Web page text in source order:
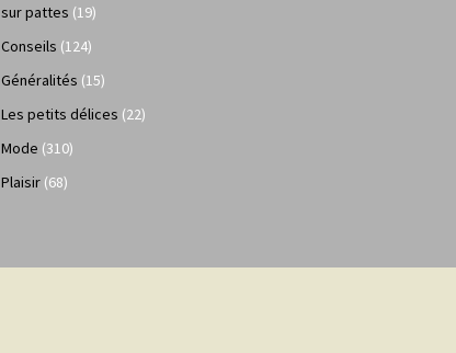
sur pattes (19)
Conseils (124)
Généralités (15)
Les petits délices (22)
Mode (310)
Plaisir (68)